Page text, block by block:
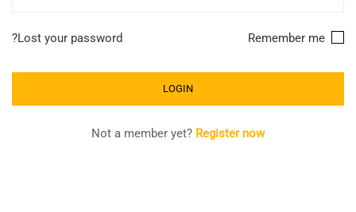
Lost your password?
Not a member yet? Register now